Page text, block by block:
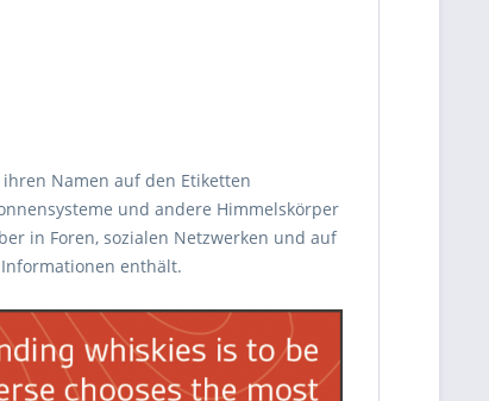
Namen auf den Etiketten
und andere Himmelskörper
in Foren, sozialen Netzwerken und auf
enthält.